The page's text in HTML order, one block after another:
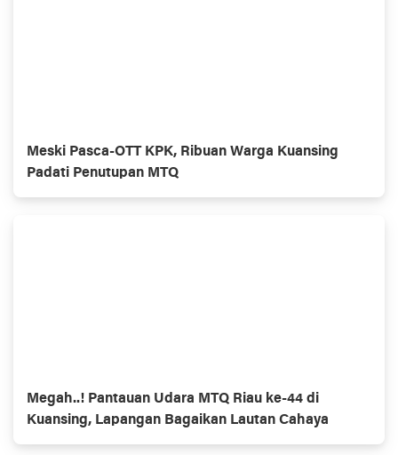
Meski Pasca-OTT KPK, Ribuan Warga Kuansing
Padati Penutupan MTQ
Megah..! Pantauan Udara MTQ Riau ke-44 di
Kuansing, Lapangan Bagaikan Lautan Cahaya